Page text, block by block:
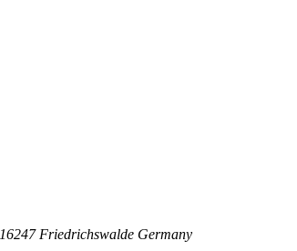
16247 Friedrichswalde Germany